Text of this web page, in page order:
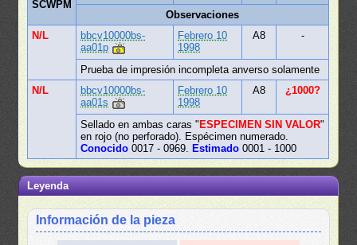
SCWPM
Observaciones
N/L
bbcv10000bs-
aa01p
Febrero 10
1998
A8 -
Prueba de impresión incompleta anverso solamente
N/L
bbcv10000bs-
aa01s
Febrero 10
1998
A8 ¿1000?
Sellado en ambas caras "ESPECIMEN SIN VALOR"
en rojo (no perforado). Espécimen numerado.
Conocido 0017 - 0969.Estimado 0001 - 1000
Leyenda
Información de la pieza